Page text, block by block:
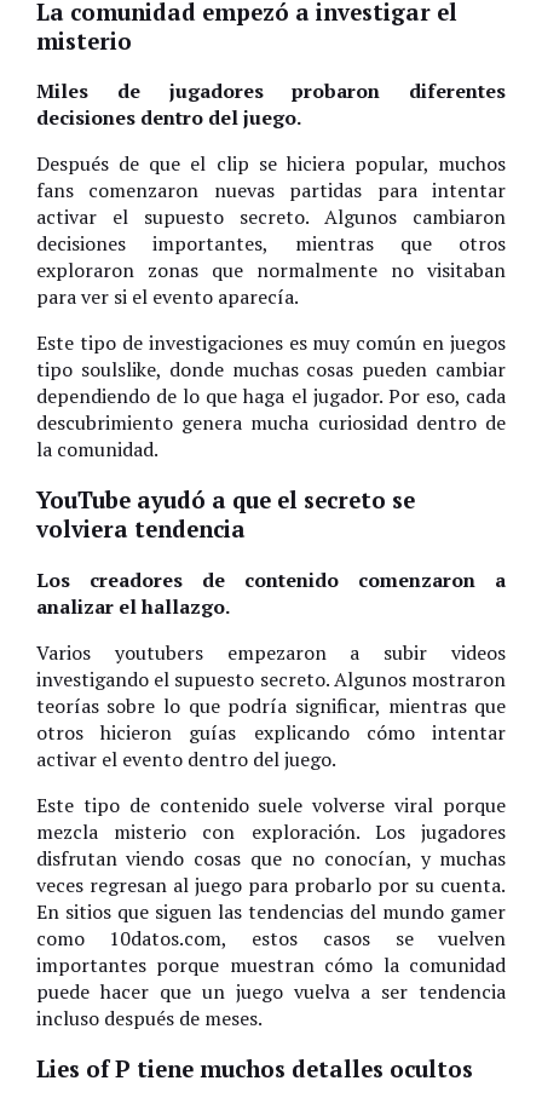
La comunidad empezó a investigar el
misterio
Miles de jugadores probaron diferentes
decisiones dentro del juego.
Después de que el clip se hiciera popular, muchos
fans comenzaron nuevas partidas para intentar
activar el supuesto secreto. Algunos cambiaron
decisiones importantes, mientras que otros
exploraron zonas que normalmente no visitaban
para ver si el evento aparecía.
Este tipo de investigaciones es muy común en juegos
tipo soulslike, donde muchas cosas pueden cambiar
dependiendo de lo que haga el jugador. Por eso, cada
descubrimiento genera mucha curiosidad dentro de
la comunidad.
YouTube ayudó a que el secreto se
volviera tendencia
Los creadores de contenido comenzaron a
analizar el hallazgo.
Varios youtubers empezaron a subir videos
investigando el supuesto secreto. Algunos mostraron
teorías sobre lo que podría significar, mientras que
otros hicieron guías explicando cómo intentar
activar el evento dentro del juego.
Este tipo de contenido suele volverse viral porque
mezcla misterio con exploración. Los jugadores
disfrutan viendo cosas que no conocían, y muchas
veces regresan al juego para probarlo por su cuenta.
En sitios que siguen las tendencias del mundo gamer
como 10datos.com, estos casos se vuelven
importantes porque muestran cómo la comunidad
puede hacer que un juego vuelva a ser tendencia
incluso después de meses.
Lies of P tiene muchos detalles ocultos